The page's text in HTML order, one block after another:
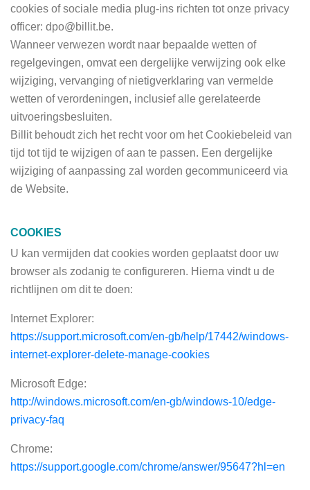
cookies of sociale media plug-ins richten tot onze privacy
officer: dpo@billit.be.
Wanneer verwezen wordt naar bepaalde wetten of
regelgevingen, omvat een dergelijke verwijzing ook elke
wijziging, vervanging of nietigverklaring van vermelde
wetten of verordeningen, inclusief alle gerelateerde
uitvoeringsbesluiten.
Billit behoudt zich het recht voor om het Cookiebeleid van
tijd tot tijd te wijzigen of aan te passen. Een dergelijke
wijziging of aanpassing zal worden gecommuniceerd via
de Website.
COOKIES
U kan vermijden dat cookies worden geplaatst door uw
browser als zodanig te configureren. Hierna vindt u de
richtlijnen om dit te doen:
Internet Explorer:
https://support.microsoft.com/en-gb/help/17442/windows-
internet-explorer-delete-manage-cookies
Microsoft Edge:
http://windows.microsoft.com/en-gb/windows-10/edge-
privacy-faq
Chrome:
https://support.google.com/chrome/answer/95647?hl=en